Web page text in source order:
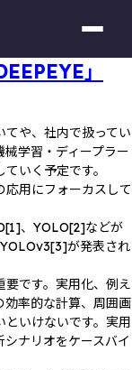
」
や、社内で扱ってい
学習・ディープラー
いく予定です。
用にフォーカスして
、YOLO[2]などが
が発表され
です。実用化、例え
効率的な計算、周囲画
いけないです。実用
ナリオをケースバイ